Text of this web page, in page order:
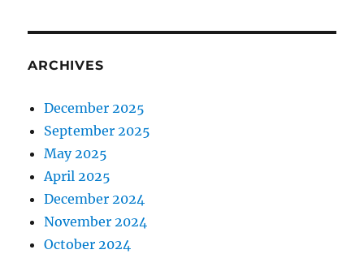
ARCHIVES
December 2025
September 2025
May 2025
April 2025
December 2024
November 2024
October 2024